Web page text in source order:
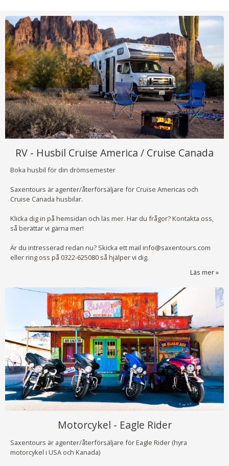
RV - Husbil Cruise America / Cruise Canada
Boka husbil för din drömsemester
Saxentours är agenter/återförsäljare för Cruise Americas och
Cruise Canada husbilar.
Klicka dig in på hemsidan och läs mer. Har du frågor? Kontakta oss,
så berättar vi gärna mer!
Är du intresserad redan nu? Skicka ett mail info@saxentours.com
eller ring oss på 0322-625080 så hjälper vi dig.
Läs mer
Motorcykel - Eagle Rider
Saxentours är agenter/återförsäljare för Eagle Rider (hyra
motorcykel i USA och Kanada)